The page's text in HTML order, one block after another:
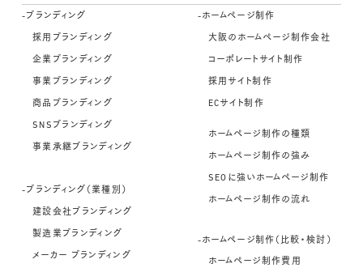
-ブランディング
採用ブランディング
企業ブランディング
事業ブランディング
商品ブランディング
SNSブランディング
事業承継ブランディング
-ブランディング（業種別）
建設会社ブランディング
製造業ブランディング
メーカー ブランディング
-ホームページ制作
大阪のホームページ制作会社
コーポレートサイト制作
採用サイト制作
ECサイト制作
ホームページ制作の種類
ホームページ制作の強み
SEOに強いホームページ制作
ホームページ制作の流れ
-ホームページ制作（比較・検討）
ホームページ制作費用